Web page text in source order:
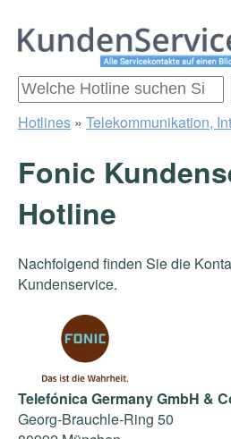
Zum
Inhalt
Suchen
Hotlines » Telekommunikation,
Fonic
Hotline
Nachfolgend finden Sie die
Kundenservice.
Telefónica Germany GmbH &
Georg-Brauchle-Ring 50